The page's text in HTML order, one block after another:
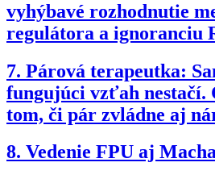
vyhýbavé rozhodnutie
regulátora a ignoranciu
7. Párová terapeutka:
fungujúci vzťah nestačí.
tom, či pár zvládne aj
8. Vedenie FPU aj